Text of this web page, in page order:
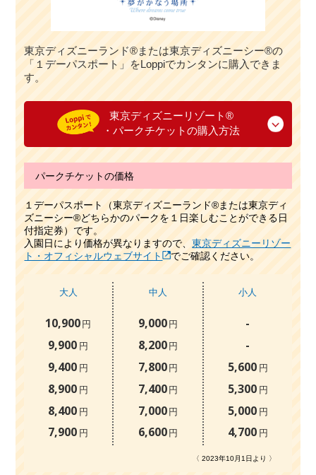
東京ディズニーランド®または東京ディズニーシー®の
「１デーパスポート」をLoppiでカンタンに購入できま
す。
東京ディズニーリゾート®
・パークチケットの購入方法
パークチケットの価格
１デーパスポート（東京ディズニーランド®または東京ディ
ズニーシー®どちらかのパークを１日楽しむことができる日
付指定券）です。
入園日により価格が異なりますので、東京ディズニーリゾー
ト・オフィシャルウェブサイト
でご確認ください。
大人
10,900円
9,900 円
9,400 円
8,900 円
8,400 円
7,900 円
中人
9,000円
8,200円
7,800円
7,400円
7,000円
6,600円
小人
-
-
5,600 円
5,300 円
5,000 円
4,700 円
〈 2023年10月1日より 〉